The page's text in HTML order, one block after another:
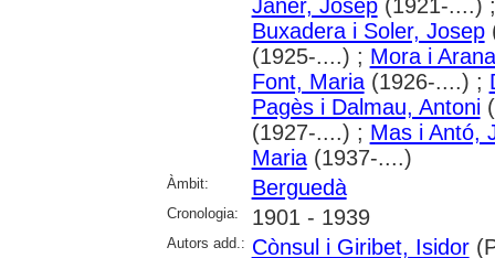
Janer, Josep(1921-....)
Buxadera i Soler, Josep
(1925-....) ; Mora i
Font, Maria(1926-....) ;
Pagès i Dalmau, Antoni
(1927-....) ; Mas i Antó,
Maria(1937-....)
Àmbit: Berguedà
Cronologia: 1901 - 1939
Autors add.: Cònsul i Giribet, Isidor